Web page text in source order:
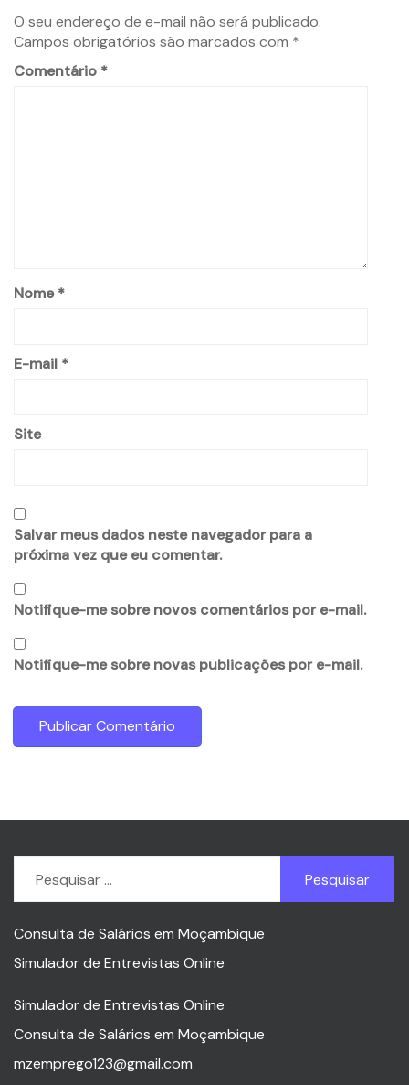
O seu endereço de e-mail não será publicado.
Campos obrigatórios são marcados com *
Comentário *
Nome*
E-mail *
Site
Salvar meus dados neste navegador para a
próxima vez que eu comentar.
Notifique-me sobre novos comentários por e-mail.
Notifique-me sobre novas publicações por e-mail.
por:
Consulta de Salários em Moçambique
Simulador de Entrevistas Online
Simulador de Entrevistas Online
Consulta de Salários em Moçambique
mzemprego123@gmail.com